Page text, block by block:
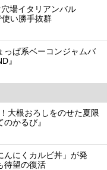
場イタリアンバル
使い勝手抜群
っぱ系ベーコンジャムバ
』
大根おろしをのせた夏限
かるび』
んにくカルビ丼」が発
待望の復活